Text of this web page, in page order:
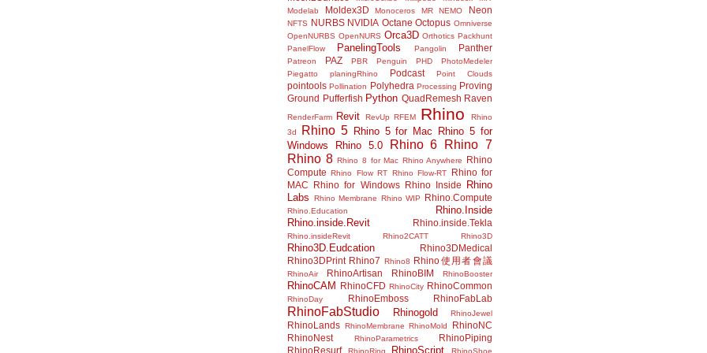
Modelab
Moldex3D Monoceros MR NEMO Neon
NFTS NURBS NVIDIA Octane Octopus Omniverse
OpenNURBS OpenNURS Orca3D Orthotics Packhunt
PanelFlow
PanelingTools Pangolin Panther
Patreon PAZ PBR Penguin PHD
PhotoMedeler
Piegatto
planingRhino Podcast Point Clouds
pointools Pollination Polyhedra Processing Proving
Ground Pufferfish Python QuadRemesh Raven
RenderFarm Revit RevUp RFEM Rhino
Rhino
3d
Rhino 5 Rhino 5 for Mac
Rhino 5 for
Windows
Rhino 5.0 Rhino 6
Rhino 7
Rhino 8 Rhino 8 for Mac Rhino Anywhere
Rhino
Compute Rhino Flow RT Rhino Flow-RT
Rhino for
MAC
Rhino for Windows Rhino Inside
Rhino
Labs
Rhino Membrane Rhino WIP Rhino.Compute
Rhino.Education
Rhino.Inside
Rhino.inside.Revit
Rhino.inside.Tekla
Rhino.insideRevit Rhino2CATT Rhino3D
Rhino3D.Eudcation
Rhino3DMedical
Rhino3DPrint Rhino7 Rhino8 Rhino使用者會議
RhinoAir RhinoArtisan RhinoBIM RhinoBooster
RhinoCAM RhinoCFD RhinoCity RhinoCommon
RhinoDay RhinoEmboss RhinoFabLab
RhinoFabStudio Rhinogold RhinoJewel
RhinoLands RhinoMembrane RhinoMold
RhinoNC
RhinoNest
RhinoParametrics
RhinoPiping
RhinoResurf
RhinoRing RhinoScript RhinoShoe